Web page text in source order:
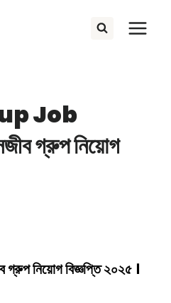
Job
গ্রুপ নিয়োগ
গ্রুপ নিয়োগ বিজ্ঞপ্তি ২০২৫ ।